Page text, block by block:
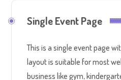
Single Event Page
This is a single event page
layout is suitable for most
business like gym,